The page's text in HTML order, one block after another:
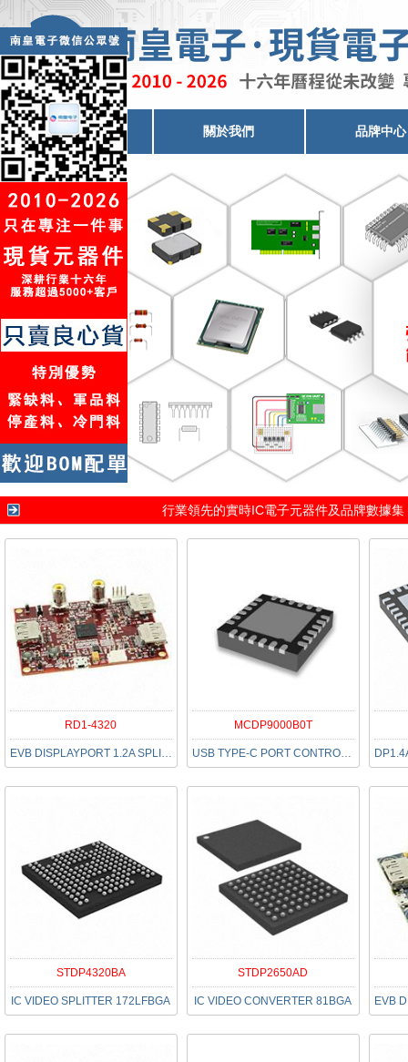
電子元器件代理 關於我們 品牌中心
行業領先的實時IC電子元器件及品牌數據
RD1-4320
EVB DISPLAYPORT 1.2A SPLITTER
MCDP9000B0T
USB TYPE-C PORT CONTROLLER QFN44
STDP4320BA
IC VIDEO SPLITTER 172LFBGA
STDP2650AD
IC VIDEO CONVERTER 81BGA